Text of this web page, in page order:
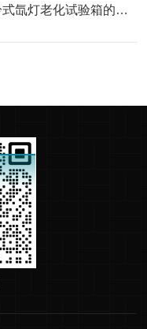
风冷氙灯老化箱和水冷式氙灯老化试验箱的主要区别